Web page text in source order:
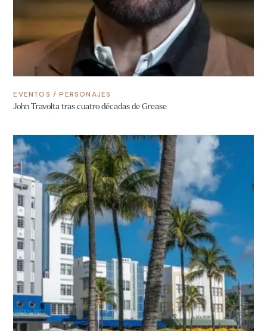
EVENTOS /PERSONAJES
John Travolta tras cuatro décadas de Grease